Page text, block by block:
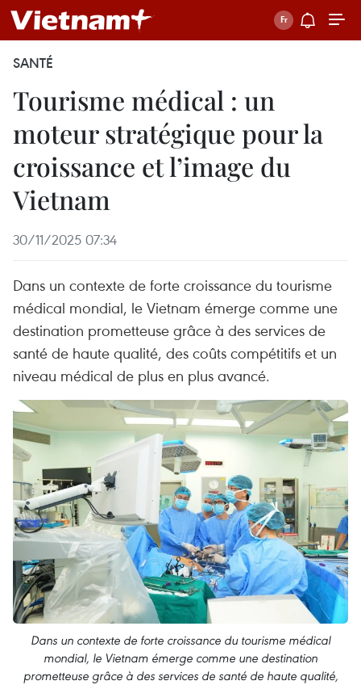
SANTÉ
Tourisme médical : un
moteur stratégique pour la
croissance et l’image du
Vietnam
30/11/2025 07:34
Dans un contexte de forte croissance du tourisme
médical mondial, le Vietnam émerge comme une
destination prometteuse grâce à des services de
santé de haute qualité, des coûts compétitifs et un
niveau médical de plus en plus avancé.
Dans un contexte de forte croissance du tourisme médical
mondial, le Vietnam émerge comme une destination
prometteuse grâce à des services de santé de haute qualité,